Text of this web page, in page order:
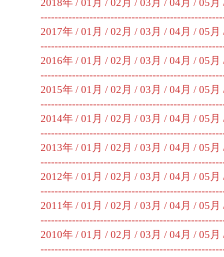
2018年 / 01月 / 02月 / 03月 / 04月 / 05月
2017年 / 01月 / 02月 / 03月 / 04月 / 05月
2016年 / 01月 / 02月 / 03月 / 04月 / 05月
2015年 / 01月 / 02月 / 03月 / 04月 / 05月
2014年 / 01月 / 02月 / 03月 / 04月 / 05月
2013年 / 01月 / 02月 / 03月 / 04月 / 05月
2012年 / 01月 / 02月 / 03月 / 04月 / 05月
2011年 / 01月 / 02月 / 03月 / 04月 / 05月
2010年 / 01月 / 02月 / 03月 / 04月 / 05月